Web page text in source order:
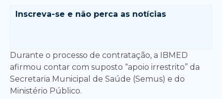
Inscreva-se e não perca as notícias
Durante o processo de contratação, a IBMED
afirmou contar com suposto “apoio irrestrito” da
Secretaria Municipal de Saúde (Semus) e do
Ministério Público.